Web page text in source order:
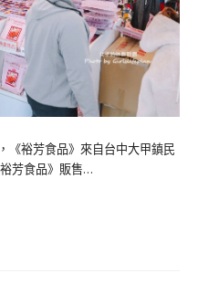
《裕芳食品》來自台中大甲鎮民
芳食品》販售…